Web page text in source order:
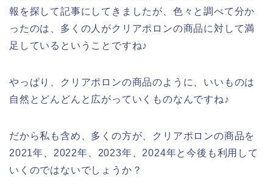
報を探して記事にしてきましたが、色々と調べて分か
ったのは、多くの人がクリアポロンの商品に対して満
足しているということですね♪
やっぱり、クリアポロンの商品のように、いいものは
自然とどんどんと広がっていくものなんですね♪
だから私も含め、多くの方が、クリアポロンの商品を
2021年、2022年、2023年、2024年と今後も利用して
いくのではないでしょうか？